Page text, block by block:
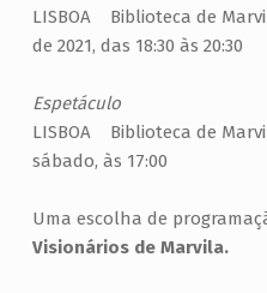
LISBOA Biblioteca de
de 2021, das 18:30 às 20:30
Espetáculo
LISBOA Biblioteca de
sábado, às 17:00
Uma escolha de
Visionários de Marvila.